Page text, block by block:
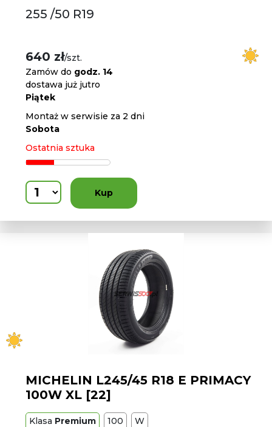
255 /50 R19
640 zł/szt.
Zamów do godz. 14
dostawa już jutro
Piątek
Montaż w serwisie za 2 dni
Sobota
Ostatnia sztuka
Kup
MICHELIN L245/45 R18 E PRIMACY
100W XL [22]
Klasa Premium 100 W